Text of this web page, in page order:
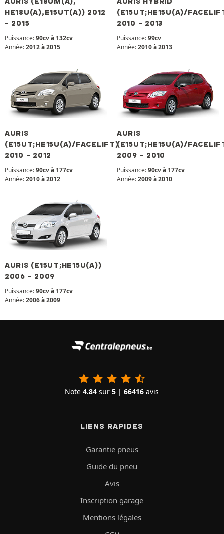
HE18U(A),E15UT(A)) 2012
- 2015
Puissance:90cv à 132cv
Année:2012 à 2015
(E15UT;HE15U(A)/
2010 - 2013
Puissance:99cv
Année:2010 à 2013
AURIS
(E15UT;HE15U(A)/FACELIFT)
2010 - 2012
Puissance:90cv à 177cv
Année:2010 à 2012
AURIS
(E15UT;HE15U(A)/
2009 - 2010
Puissance:90cv à 177cv
Année:2009 à 2010
AURIS (E15UT;HE15U(A))
2006 - 2009
Puissance:90cv à 177cv
Année:2006 à 2009
Note 4.84 sur 5 | 66416 avis
LIENS RAPIDES
Garantie pneus
Guide du pneu
Avis
Inscription garage
Mentions légales